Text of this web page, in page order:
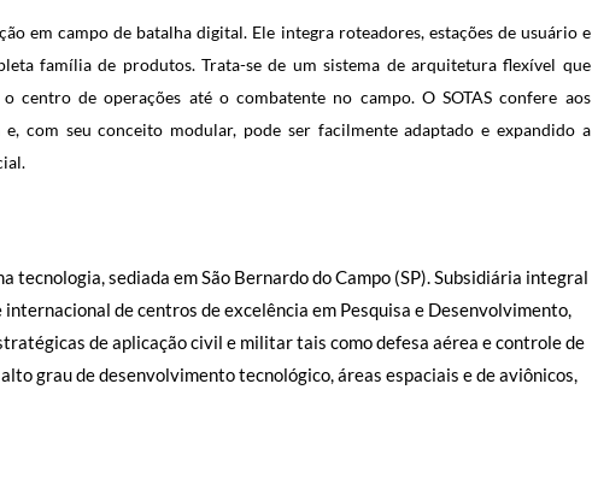
em campo de batalha digital. Ele integra roteadores, estações de usuário e
família de produtos. Trata-se de um sistema de arquitetura flexível que
centro de operações até o combatente no campo. O SOTAS confere aos
com seu conceito modular, pode ser facilmente adaptado e expandido a
tecnologia, sediada em São Bernardo do Campo (SP). Subsidiária integral
de centros de excelência em Pesquisa e Desenvolvimento,
de aplicação civil e militar tais como defesa aérea e controle de
grau de desenvolvimento tecnológico, áreas espaciais e de aviônicos,